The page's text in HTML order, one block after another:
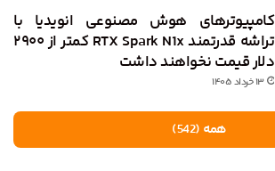
کامپیوترهای هوش مصنوعی انویدیا با
تراشه قدرتمند RTX Spark N1x کمتر از ۲۹۰۰
دلار قیمت نخواهند داشت
۱۳ خرداد ۱۴۰۵
همه (542)